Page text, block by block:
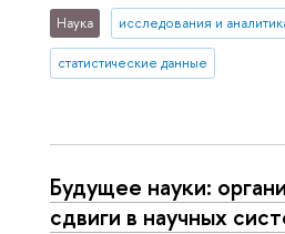
Наука исследования и
статистические данные
Будущее науки:
сдвиги в научных